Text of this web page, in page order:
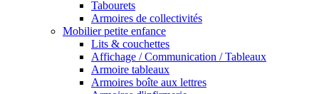
Tabourets
Armoires de collectivités
Mobilier petite enfance
Lits & couchettes
Affichage / Communication / Tableaux
Armoire tableaux
Armoires boîte aux lettres